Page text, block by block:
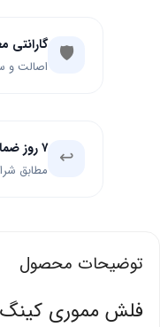
🛡️ گارانتی
اصالت و
↩️ ۷ روز ضمانت مرجوعی کالا
مطابق
توضیحات محصول